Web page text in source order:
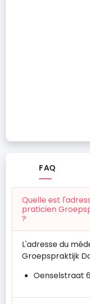
FAQ
Quelle est
praticien
?
L'adresse du
Groepspraktijk
Oenselstraat